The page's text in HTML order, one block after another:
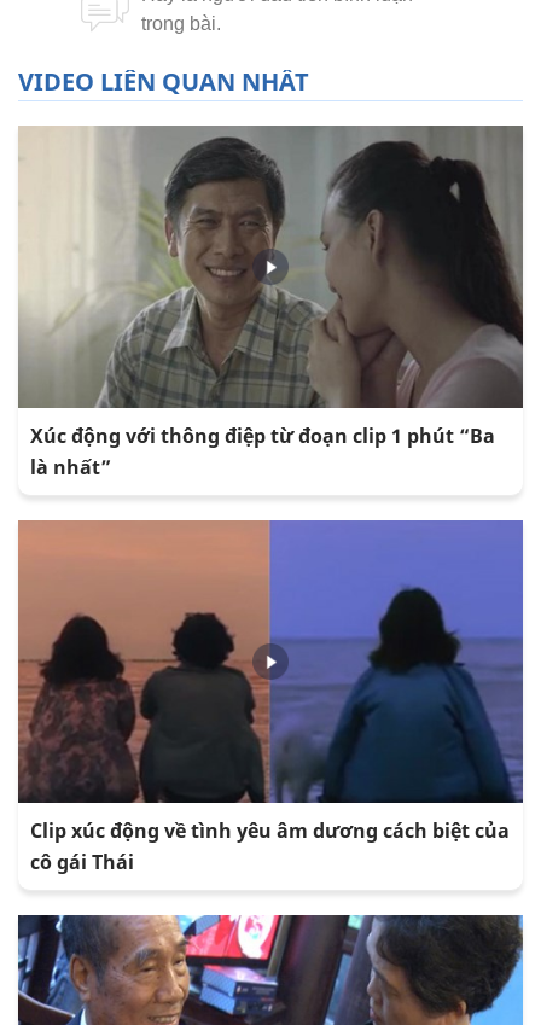
VIDEO LIÊN QUAN NHẤT
Xúc động với thông điệp từ đoạn clip 1 phút “Ba
là nhất”
Clip xúc động về tình yêu âm dương cách biệt của
cô gái Thái